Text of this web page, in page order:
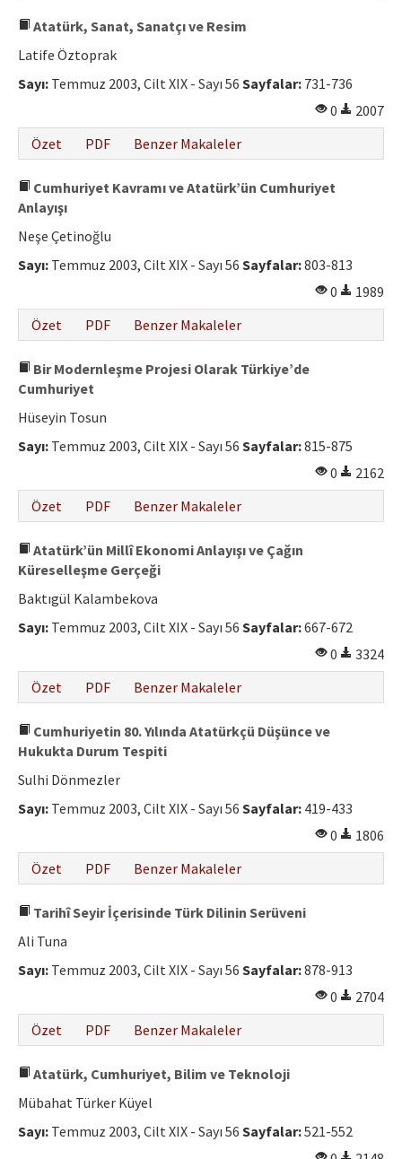
Atatürk, Sanat, Sanatçı ve Resim
Latife Öztoprak
Sayı: Temmuz 2003, Cilt XIX - Sayı 56 Sayfalar: 731-736
0
2007
Özet
PDF Benzer Makaleler
Cumhuriyet Kavramı ve Atatürk’ün Cumhuriyet
Anlayışı
Neşe Çetinoğlu
Sayı: Temmuz 2003, Cilt XIX - Sayı 56 Sayfalar:803-813
0
1989
Özet
PDF Benzer Makaleler
Bir Modernleşme Projesi Olarak Türkiye’de
Cumhuriyet
Hüseyin Tosun
Sayı: Temmuz 2003, Cilt XIX - Sayı 56 Sayfalar:815-875
0
2162
Özet
PDF Benzer Makaleler
Atatürk’ün Millî Ekonomi Anlayışı ve Çağın
Küreselleşme Gerçeği
Baktıgül Kalambekova
Sayı: Temmuz 2003, Cilt XIX - Sayı 56 Sayfalar:667-672
0
3324
Özet
PDF Benzer Makaleler
Cumhuriyetin 80. Yılında Atatürkçü Düşünce ve
Hukukta Durum Tespiti
Sulhi Dönmezler
Sayı: Temmuz 2003, Cilt XIX - Sayı 56 Sayfalar: 419-433
0
1806
Özet
PDF Benzer Makaleler
Tarihî Seyir İçerisinde Türk Dilinin Serüveni
Ali Tuna
Sayı: Temmuz 2003, Cilt XIX - Sayı 56 Sayfalar:878-913
0
2704
Özet
PDF Benzer Makaleler
Atatürk, Cumhuriyet, Bilim ve Teknoloji
Mübahat Türker Küyel
Sayı: Temmuz 2003, Cilt XIX - Sayı 56 Sayfalar:521-552